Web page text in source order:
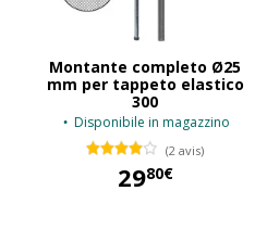
Montante completo Ø25
mm per tappeto elastico
300
Disponibile in magazzino
(2 avis)
2980€